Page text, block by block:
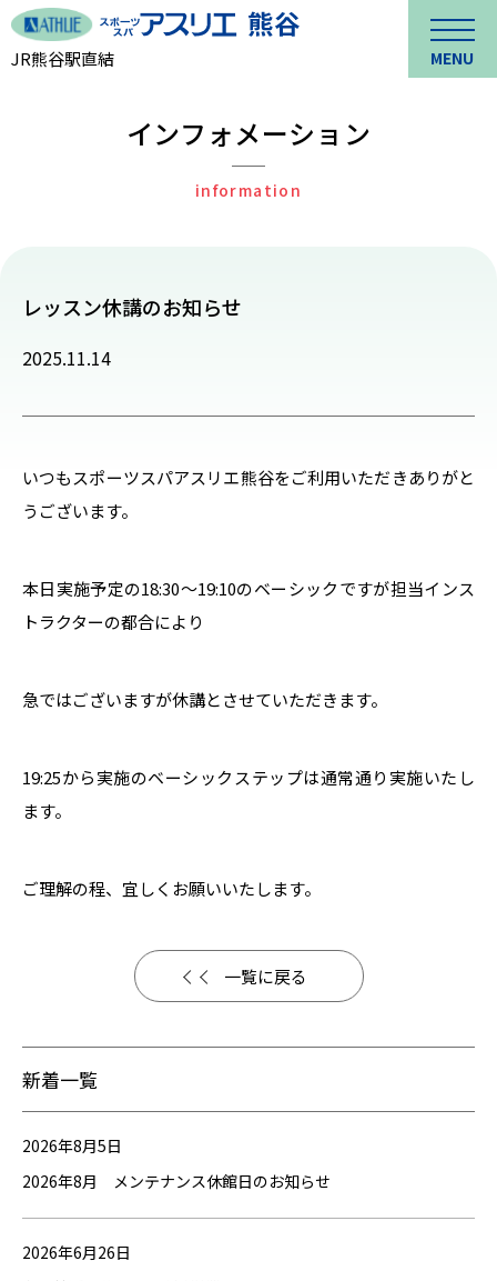
JR熊谷駅直結 MENU
インフォメーション
information
レッスン休講のお知らせ
2025.11.14
いつもスポーツスパアスリエ熊谷をご利用いただきありがと
うございます。
本日実施予定の18:30～19:10のベーシックですが担当インス
トラクターの都合により
急ではございますが休講とさせていただきます。
19:25から実施のベーシックステップは通常通り実施いたし
ます。
ご理解の程、宜しくお願いいたします。
一覧に戻る
新着一覧
2026年8月5日
2026年8月 メンテナンス休館日のお知らせ
2026年6月26日